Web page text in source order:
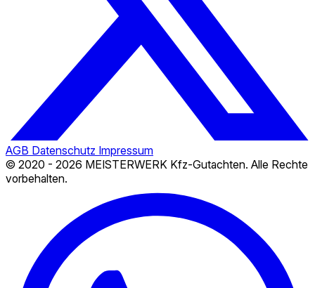
AGB Datenschutz Impressum
© 2020 - 2026 MEISTERWERK Kfz-Gutachten. Alle Rechte
vorbehalten.